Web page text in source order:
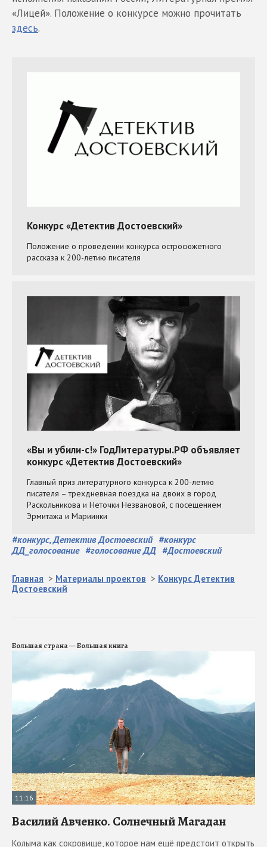
«Лицей». Положение о конкурсе можно прочитать
здесь.
#конкурс, Детектив Достоевский #конкурс
ДД_голосование #голосование ДД #Достоевский
Главная > Материалы проектов > Конкурс Детектив
Достоевский
Большая страна — Большая книга
11:16
Василий Авченко. Солнечный Магадан
Колыма как сокровище, которое нам ещё предстоит открыть